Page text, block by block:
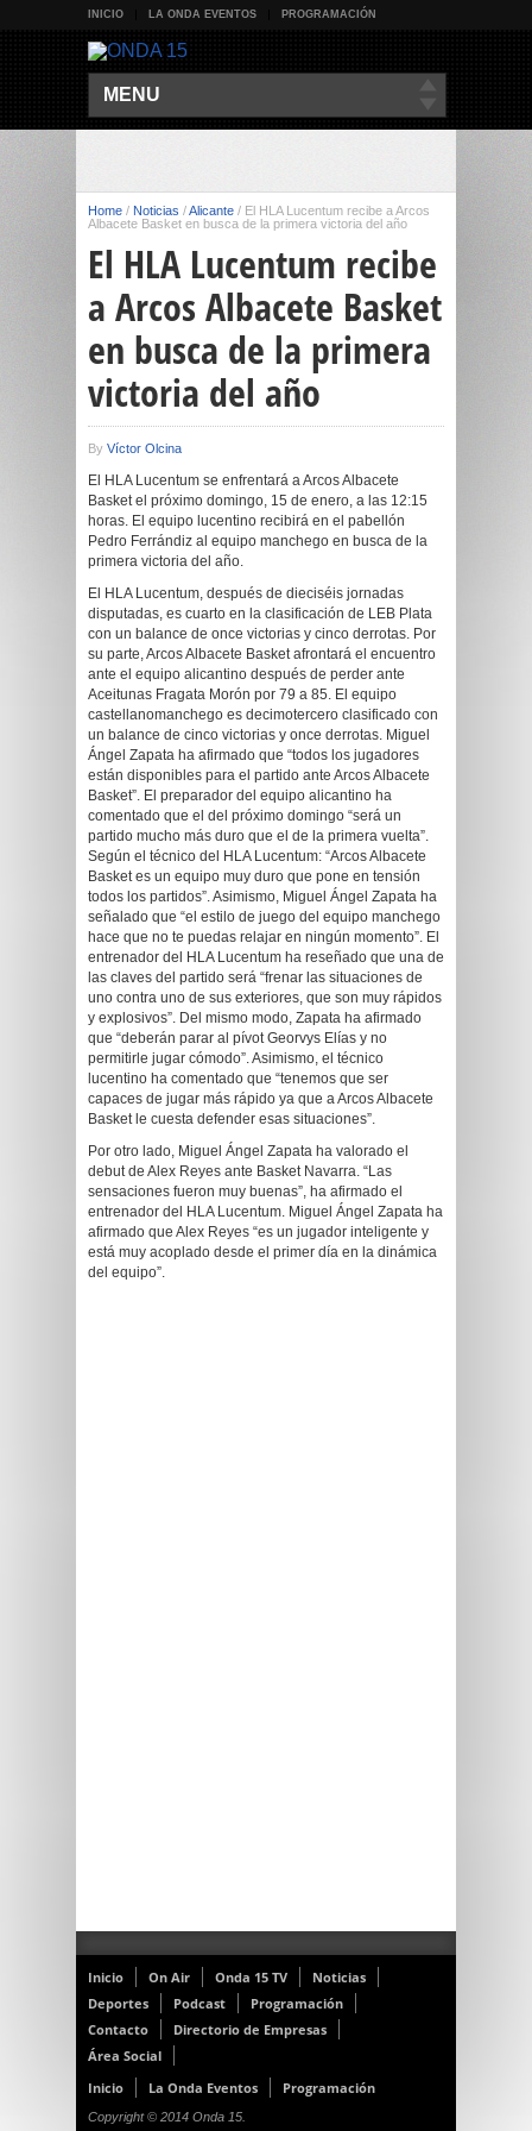
INICIO LA ONDA EVENTOS PROGRAMACIÓN
MENU
Home / Noticias /Alicante / El HLA Lucentum recibe a Arcos
Albacete Basket en busca de la primera victoria del año
El HLA Lucentum recibe
a Arcos Albacete Basket
en busca de la primera
victoria del año
By Víctor Olcina
El HLA Lucentum se enfrentará a Arcos Albacete
Basket el próximo domingo, 15 de enero, a las 12:15
horas. El equipo lucentino recibirá en el pabellón
Pedro Ferrándiz al equipo manchego en busca de la
primera victoria del año.
El HLA Lucentum, después de dieciséis jornadas
disputadas, es cuarto en la clasificación de LEB Plata
con un balance de once victorias y cinco derrotas. Por
su parte, Arcos Albacete Basket afrontará el encuentro
ante el equipo alicantino después de perder ante
Aceitunas Fragata Morón por 79 a 85. El equipo
castellanomanchego es decimotercero clasificado con
un balance de cinco victorias y once derrotas. Miguel
Ángel Zapata ha afirmado que “todos los jugadores
están disponibles para el partido ante Arcos Albacete
Basket”. El preparador del equipo alicantino ha
comentado que el del próximo domingo “será un
partido mucho más duro que el de la primera vuelta”.
Según el técnico del HLA Lucentum: “Arcos Albacete
Basket es un equipo muy duro que pone en tensión
todos los partidos”. Asimismo, Miguel Ángel Zapata ha
señalado que “el estilo de juego del equipo manchego
hace que no te puedas relajar en ningún momento”. El
entrenador del HLA Lucentum ha reseñado que una de
las claves del partido será “frenar las situaciones de
uno contra uno de sus exteriores, que son muy rápidos
y explosivos”. Del mismo modo, Zapata ha afirmado
que “deberán parar al pívot Georvys Elías y no
permitirle jugar cómodo”. Asimismo, el técnico
lucentino ha comentado que “tenemos que ser
capaces de jugar más rápido ya que a Arcos Albacete
Basket le cuesta defender esas situaciones”.
Por otro lado, Miguel Ángel Zapata ha valorado el
debut de Alex Reyes ante Basket Navarra. “Las
sensaciones fueron muy buenas”, ha afirmado el
entrenador del HLA Lucentum. Miguel Ángel Zapata ha
afirmado que Alex Reyes “es un jugador inteligente y
está muy acoplado desde el primer día en la dinámica
del equipo”.
Inicio On Air Onda 15 TV
Noticias
Deportes
Podcast
Programación
Contacto
Directorio de Empresas
Área Social
Inicio
La Onda Eventos Programación
Copyright © 2014 Onda 15.